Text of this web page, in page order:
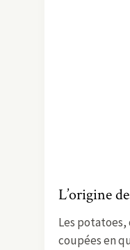
L’origine
Les potatoes,
coupées en